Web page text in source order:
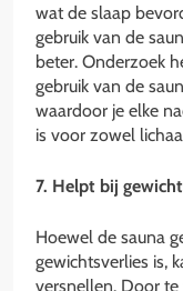
wat de slaap
gebruik van de
beter. Onderzoek
gebruik van de
waardoor je elke
is voor zowel
7. Helpt bij
Hoewel de sauna
gewichtsverlies is,
versnellen. Door